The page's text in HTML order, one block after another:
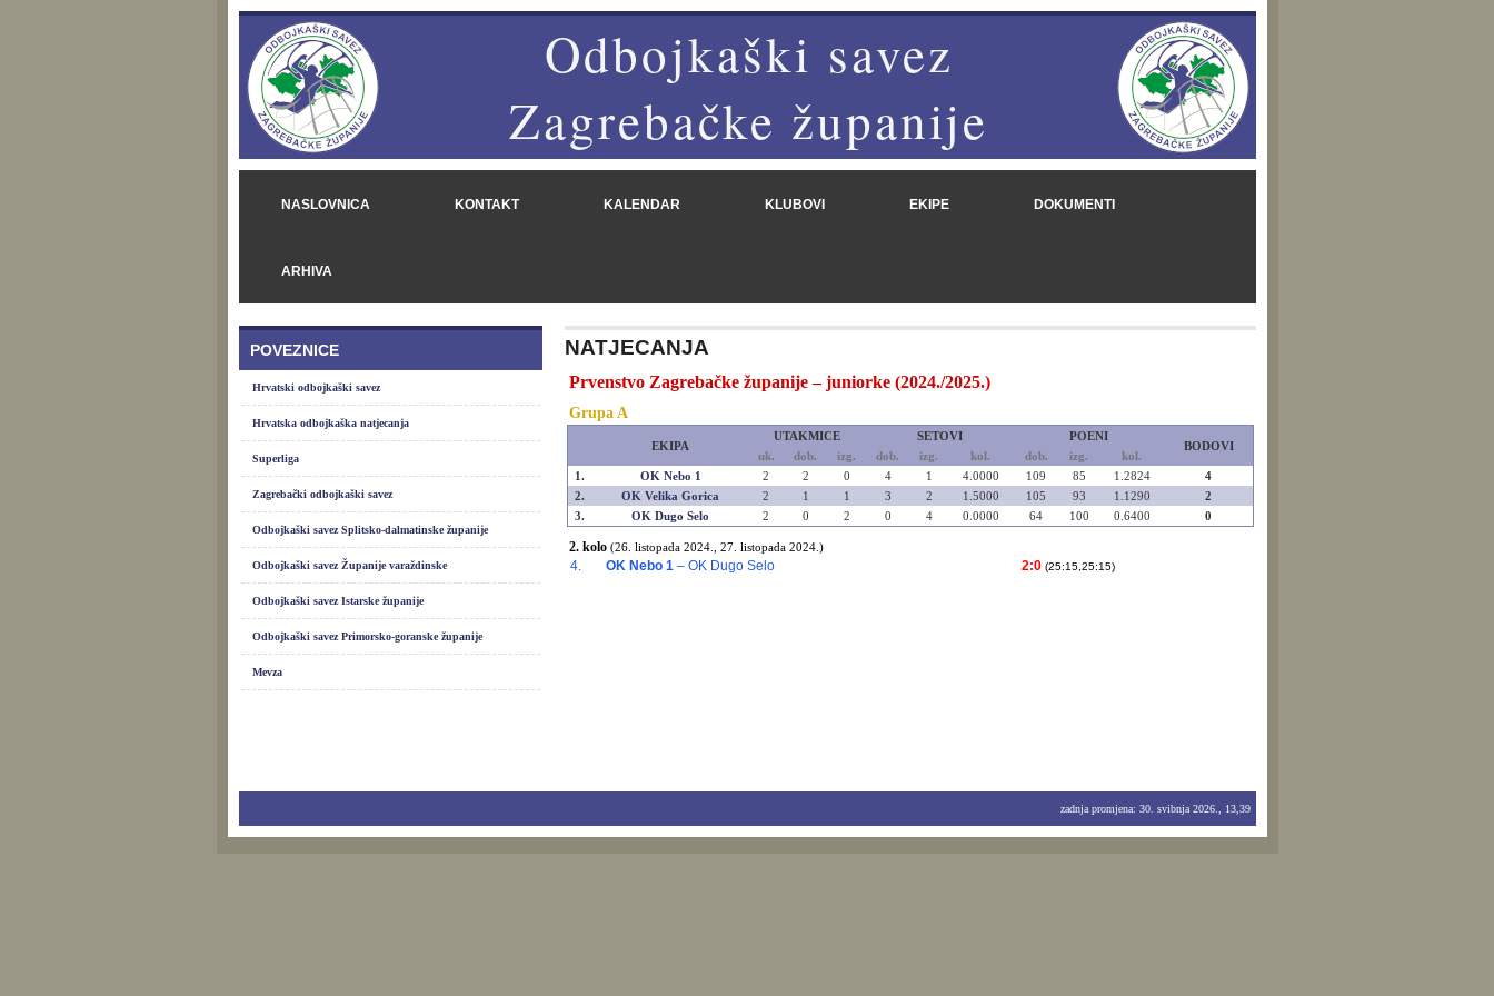
Odbojkaški savez
Zagrebačke županije
NASLOVNICA KONTAKT KALENDAR KLUBOVI EKIPE DOKUMENTI
ARHIVA
POVEZNICE
Hrvatski odbojkaški savez
Hrvatska odbojkaška natjecanja
Superliga
Zagrebački odbojkaški savez
Odbojkaški savez Splitsko-dalmatinske županije
Odbojkaški savez Županije varaždinske
Odbojkaški savez Istarske županije
Odbojkaški savez Primorsko-goranske županije
Mevza
NATJECANJA
Prvenstvo Zagrebačke županije – juniorke (2024./2025.)
Grupa A
EKIPA
UTAKMICE SETOVI POENI
BODOVI
uk. dob. izg. dob. izg. kol. dob. izg.
kol.
1.
OK Nebo 1 2 2 0 4 1 4.0000 109 85 1.2824
4
2.
OK Velika Gorica 2 1 1 3 2 1.5000 105 93 1.1290
2
3.
OK Dugo Selo 2 0 2 0 4 0.0000 64 100 0.6400 0
2. kolo (26. listopada 2024., 27. listopada 2024.)
4. OK Nebo 1– OK Dugo Selo 2:0 (25:15,25:15)
zadnja promjena: 30. svibnja 2026., 13,39